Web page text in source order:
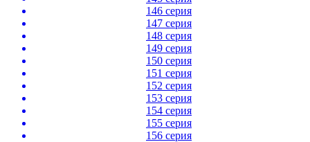
146 серия
147 серия
148 серия
149 серия
150 серия
151 серия
152 серия
153 серия
154 серия
155 серия
156 серия